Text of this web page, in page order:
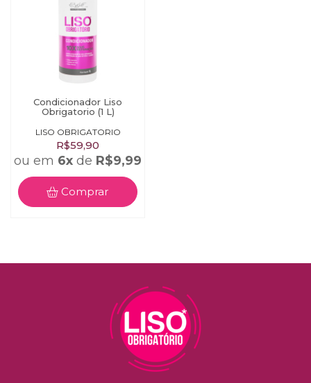
o uso e consulte seu médico. Mantenha fora do alcance das
crianças e animais. Mantenha o produto em local seco, fresco e ao
abrigo de luz. Não armazenar em temperatura superior a 40º C.
Condicionador Liso
Obrigatorio (1 L)
LISO OBRIGATORIO
R$59,90
ou em 6x de R$9,99
Comprar